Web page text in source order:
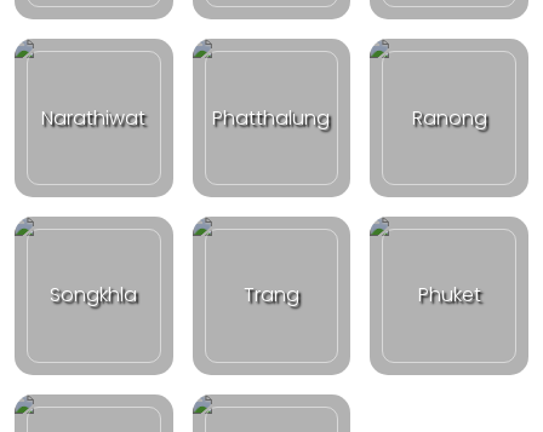
Narathiwat Phatthalung Ranong
Songkhla Trang Phuket